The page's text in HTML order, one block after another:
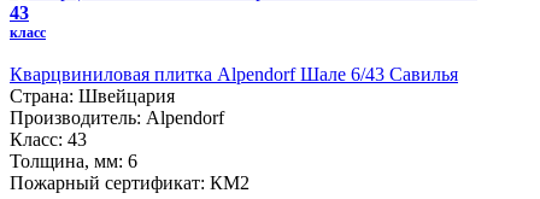
43
класс
Кварцвиниловая плитка Alpendorf Шале 6/43 Савилья
Страна: Швейцария
Производитель: Alpendorf
Класс: 43
Толщина, мм: 6
Пожарный сертификат: КМ2